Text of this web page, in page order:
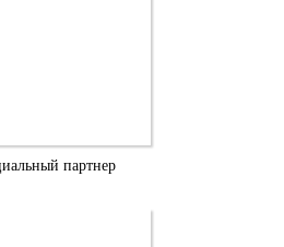
партнер